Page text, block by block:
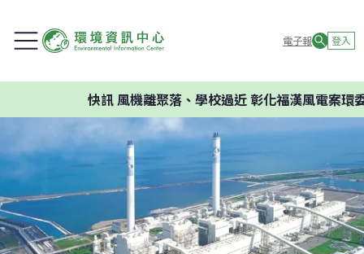
電子報 登入
風機離聚落、學校過近 彰化福漢風電案環委建